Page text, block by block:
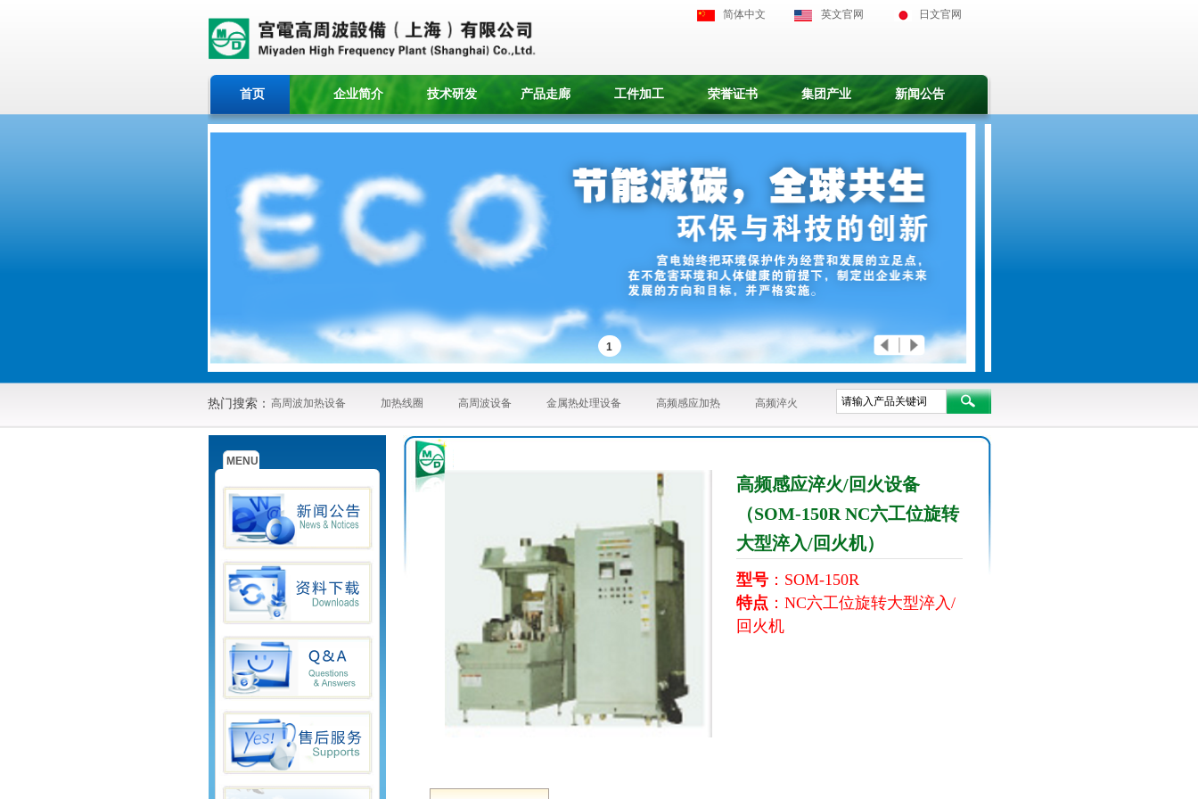
简体中文 英文官网 日文官网
热门搜索： 高周波加热设备 加热线圈 高周波设备 金属热处理设备 高频感应加热 高频淬火
首页 企业简介 技术研发 产品走廊 工件加工 荣誉证书 集团产业 新闻公告
MENU
高频感应淬火/回火设备
（SOM-150R NC六工位旋转
大型淬入/回火机）
型号：SOM-150R
特点 ：NC六工位旋转大型淬入/
回火机